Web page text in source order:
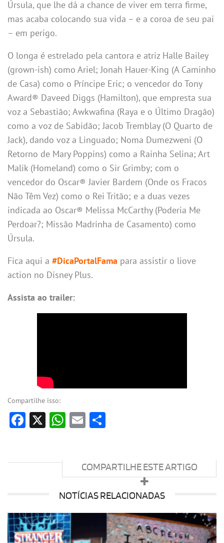
Úrsula, que lhe dá a chance de viver em terra firme,
mas acaba colocando sua vida – e a coroa de seu pai
– em perigo.
O longa é estrelado pela cantora e atriz Halle Bailey
(grown-ish) como Ariel; Jonah Hauer-King (A Caminho
de Casa) como o Príncipe Eric; o vencedor do Tony
Award® Daveed Diggs (Hamilton), que empresta sua
voz a Sebastião; Awkwafina (Raya e o Último Dragão)
como a voz de Sabidão; Jacob Tremblay (O Quarto de
Jack), dando voz a Linguado; Noma Dumezweni (O
Retorno de Mary Poppins) como a Rainha Selina; Art
Malik (Homeland) como o Sir Grimby; com o
vencedor do Oscar® Javier Bardem (Onde os Fracos
Não Têm Vez) como o Rei Tritão; e a duas vezes
indicada ao Oscar® Melissa McCarthy (Poderia Me
Perdoar?; Missão Madrinha de Casamento) como
Úrsula.
Fica aqui a #DicaPortalFama para assistir o liove
action no Disney Plus.
Assista ao trailer:
Compartilhe isso:
Facebook
X WhatsApp
Email
COMPARTILHE ESTE ARTIGO
NOTÍCIAS RELACIONADAS